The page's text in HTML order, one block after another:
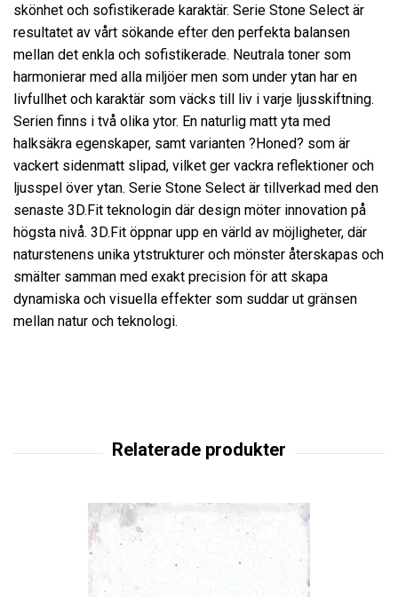
skönhet och sofistikerade karaktär. Serie Stone Select är
resultatet av vårt sökande efter den perfekta balansen
mellan det enkla och sofistikerade. Neutrala toner som
harmonierar med alla miljöer men som under ytan har en
livfullhet och karaktär som väcks till liv i varje ljusskiftning.
Serien finns i två olika ytor. En naturlig matt yta med
halksäkra egenskaper, samt varianten ?Honed? som är
vackert sidenmatt slipad, vilket ger vackra reflektioner och
ljusspel över ytan. Serie Stone Select är tillverkad med den
senaste 3D.Fit teknologin där design möter innovation på
högsta nivå. 3D.Fit öppnar upp en värld av möjligheter, där
naturstenens unika ytstrukturer och mönster återskapas och
smälter samman med exakt precision för att skapa
dynamiska och visuella effekter som suddar ut gränsen
mellan natur och teknologi.